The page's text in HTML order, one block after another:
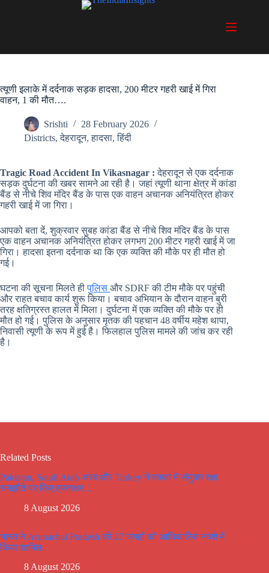
त्यूणी इलाके में दर्दनाक सड़क हादसा, 200 मीटर गहरी खाई में गिरा
वाहन, 1 की मौत….
Srishti
28 February 2026
Districts,देहरादून,हादसा,हिंदी
Tragic Road Accident In Vikasnagar : देहरादून से एक दर्दनाक
सड़क दुर्घटना की खबर सामने आ रही है। जहां त्यूणी थाना क्षेत्र में कांडा
बैंड से नीचे शिव मंदिर बैंड के पास एक वाहन अचानक अनियंत्रित होकर
गहरी खाई में जा गिरा।
आपको बता दें, शुक्रवार सुबह कांडा बैंड से नीचे शिव मंदिर बैंड के पास
एक वाहन अचानक अनियंत्रित होकर लगभग 200 मीटर गहरी खाई में जा
गिरा। हादसा इतना दर्दनाक था कि एक व्यक्ति की मौके पर ही मौत हो
गई।
घटना की सूचना मिलते हीपुलिस और SDRF की टीम मौके पर पहुंची
और राहत बचाव कार्य शुरू किया। बचाव अभियान के दौरान वाहन बुरी
तरह क्षतिग्रस्त हालत में मिला। दुर्घटना में एक व्यक्ति की मौके पर ही
मौत हो गई। पुलिस के अनुसार मृतक की पहचान 48 वर्षीय महेश थापा,
निवासी त्यूणी के रूप में हुई है। फिलहाल पुलिस मामले की जांच कर रही
है।
Related Posts
Pakistan, Saudi Arab अरब और Turkey ने मक्का में संयुक्त रक्षा
समझौते पर किए हस्ताक्षर…
8 August 2026
भारत ने Arunachal Pradesh की 27 जगहों को आधिकारिक नक्शे में
किया शामिल..
8 August 2026